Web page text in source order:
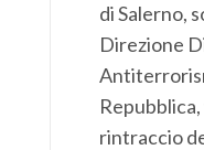
di Salerno,
Direzione
rintraccio